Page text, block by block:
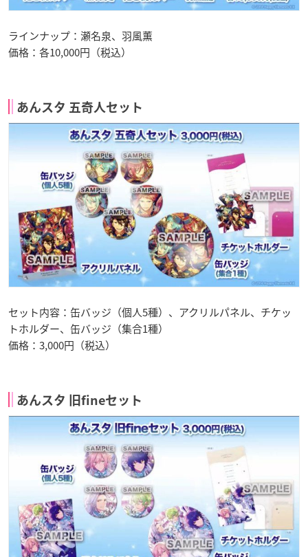
ラインナップ：瀬名泉、羽風薫
価格：各10,000円（税込）
あんスタ 五奇人セット
セット内容：缶バッジ（個人5種）、アクリルパネル、チケッ
トホルダー、缶バッジ（集合1種）
価格：3,000円（税込）
あんスタ 旧fineセット